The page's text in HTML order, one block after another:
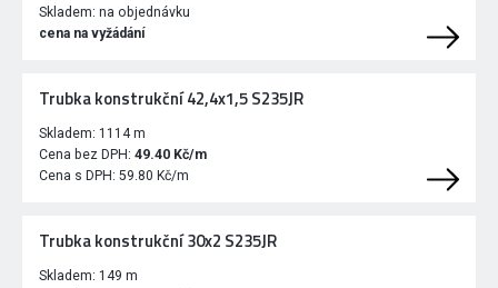
Skladem: na objednávku
cena na vyžádání
Trubka konstrukční 42,4x1,5 S235JR
Skladem: 1114 m
Cena bez DPH: 49.40 Kč/m
Cena s DPH: 59.80 Kč/m
Trubka konstrukční 30x2 S235JR
Skladem: 149 m